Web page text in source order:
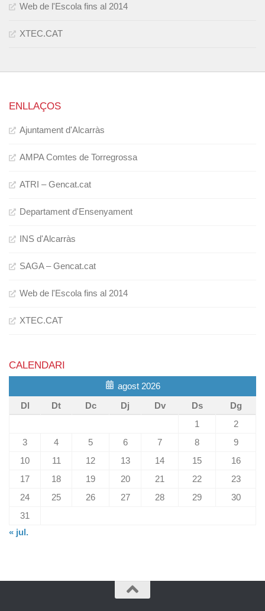
Web de l'Escola fins al 2014
XTEC.CAT
ENLLAÇOS
Ajuntament d'Alcarràs
AMPA Comtes de Torregrossa
ATRI – Gencat.cat
Departament d'Ensenyament
INS d'Alcarràs
SAGA – Gencat.cat
Web de l'Escola fins al 2014
XTEC.CAT
CALENDARI
agost 2026
Dl
Dt Dc Dj Dv Ds
Dg
1
2
3
4 5 6 7 8
9
10
11 12 13 14 15
16
17
18 19 20 21 22
23
24
25 26 27 28 29
30
31
« jul.